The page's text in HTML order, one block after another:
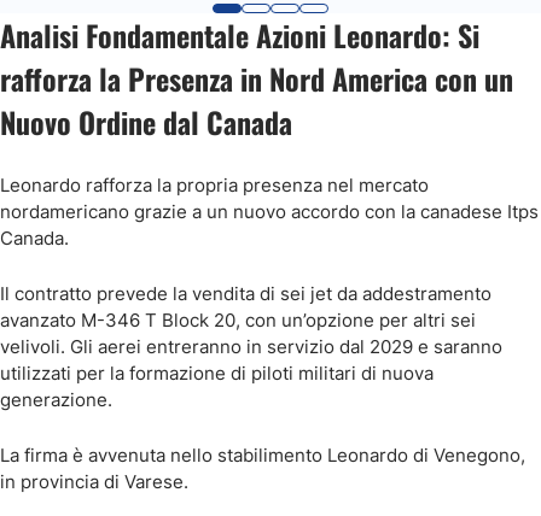
Analisi Fondamentale Azioni Leonardo: Si
rafforza la Presenza in Nord America con un
Nuovo Ordine dal Canada
Leonardo rafforza la propria presenza nel mercato
nordamericano grazie a un nuovo accordo con la canadese Itps
Canada.
Il contratto prevede la vendita di sei jet da addestramento
avanzato M-346 T Block 20, con un’opzione per altri sei
velivoli. Gli aerei entreranno in servizio dal 2029 e saranno
utilizzati per la formazione di piloti militari di nuova
generazione.
La firma è avvenuta nello stabilimento Leonardo di Venegono,
in provincia di Varese.